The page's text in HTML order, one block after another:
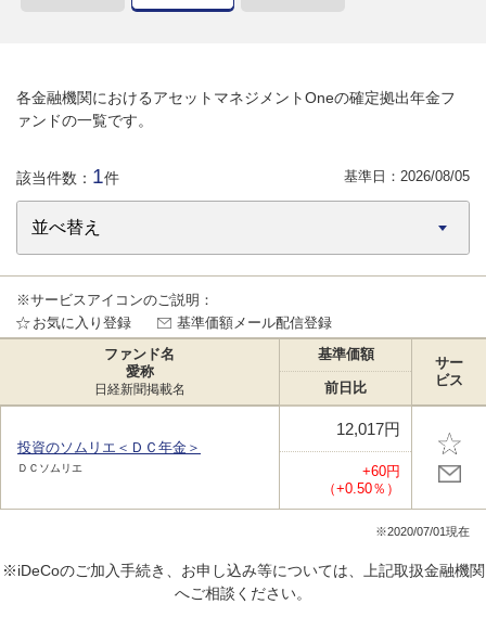
各金融機関におけるアセットマネジメントOneの確定拠出年金フ
ァンドの一覧です。
該当件数： 1件 基準日： 2026/08/05
※サービスアイコンのご説明：
お気に入り登録
基準価額メール配信登録
ファンド名
愛称
日経新聞掲載名
基準価額
サー
ビス
前日比
投資のソムリエ＜ＤＣ年金＞
ＤＣソムリエ
12,017円
+60円
（+0.50％）
※2020/07/01現在
※iDeCoのご加入手続き、お申し込み等については、上記取扱金融機関
へご相談ください。